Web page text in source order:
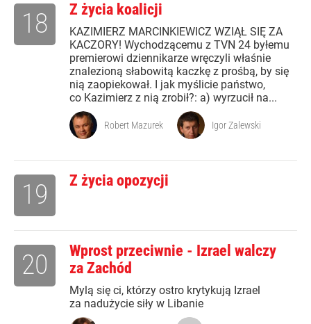
Z życia koalicji
KAZIMIERZ MARCINKIEWICZ WZIĄŁ SIĘ ZA
KACZORY! Wychodzącemu z TVN 24 byłemu
premierowi dziennikarze wręczyli właśnie
znalezioną słabowitą kaczkę z prośbą, by się
nią zaopiekował. I jak myślicie państwo,
co Kazimierz z nią zrobił?: a) wyrzucił na...
18
Robert Mazurek Igor Zalewski
Z życia opozycji
19
Wprost przeciwnie - Izrael walczy
za Zachód
Mylą się ci, którzy ostro krytykują Izrael
za nadużycie siły w Libanie
20